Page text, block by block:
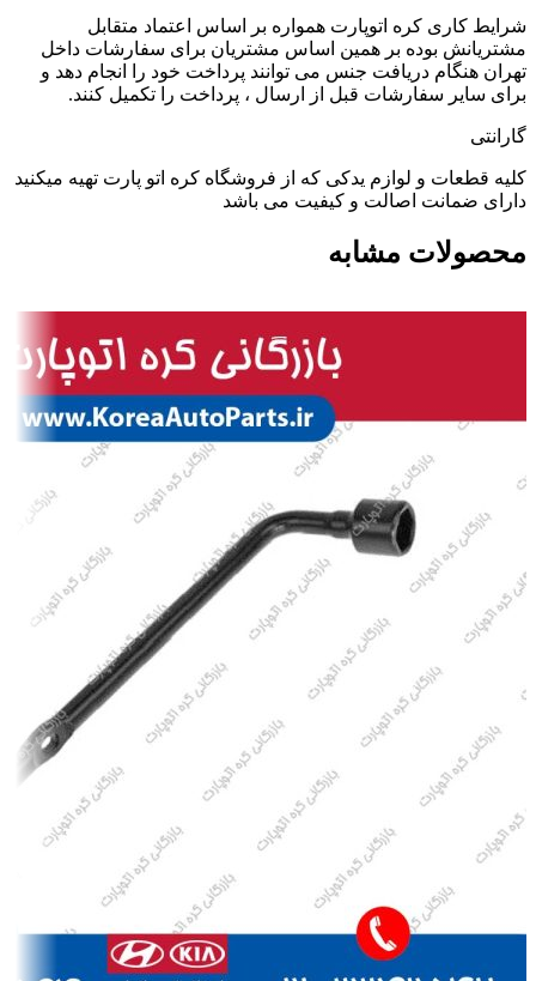
شرایط کاری کره اتوپارت همواره بر اساس اعتماد متقابل
مشتریانش بوده بر همین اساس مشتریان برای سفارشات داخل
تهران هنگام دریافت جنس می توانند پرداخت خود را انجام دهد و
برای سایر سفارشات قبل از ارسال ، پرداخت را تکمیل کنند.
گارانتی
کلیه قطعات و لوازم یدکی که از فروشگاه کره اتو پارت تهیه میکنید
دارای ضمانت اصالت و کیفیت می باشد
محصولات مشابه